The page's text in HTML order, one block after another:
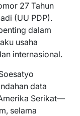
27 Tahun
(UU PDP).
dalam
usaha
internasional.
data
Serikat—
selama